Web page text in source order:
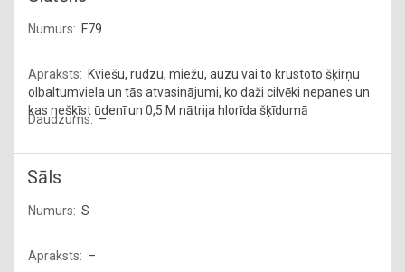
F79
Kviešu, rudzu, miežu, auzu vai to krustoto šķirņu
olbaltumviela un tās atvasinājumi, ko daži cilvēki nepanes un
kas nešķīst ūdenī un 0,5 M nātrija hlorīda šķīdumā
–
Sāls
S
–